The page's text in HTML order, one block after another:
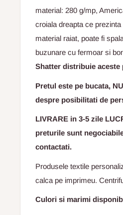
material: 280 g/mp,
croiala dreapta ce
material raiat, poate fi
buzunare cu fermoar si
Shatter distribuie aceste
Pretul este pe bucata,
despre posibilitati de
LIVRARE in 3-5 zile
preturile sunt
contactati.
Produsele textile
calca pe imprimeu.
Culori si marimi